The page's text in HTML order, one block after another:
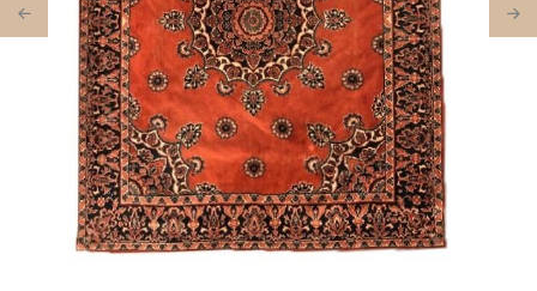
Previous